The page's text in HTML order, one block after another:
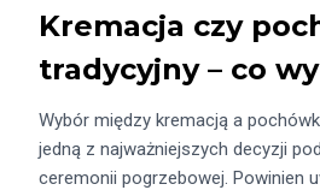
Kremacja czy
tradycyjny – co
Wybór między kremacją a
jedną z najważniejszych decyzji
ceremonii pogrzebowej. Powinien